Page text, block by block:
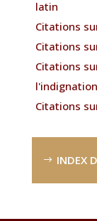
latin
Citations
Citations
Citations
l'indignation
Citations
INDEX